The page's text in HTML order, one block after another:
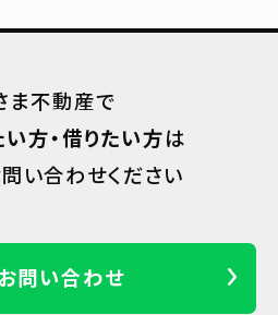
ま不動産で
方・借りたい方は
い合わせください
問い合わせ